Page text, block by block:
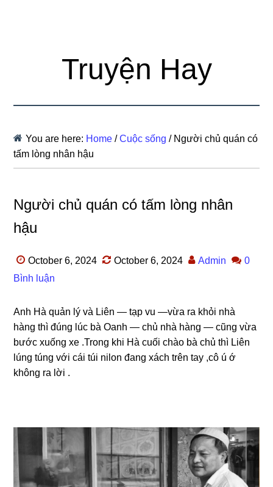
Truyện Hay
You are here: Home / Cuộc sống /Người chủ quán có
tấm lòng nhân hậu
Người chủ quán có tấm lòng nhân
hậu
October 6, 2024 October 6, 2024 Admin
0
Bình luận
Anh Hà quản lý và Liên — tạp vu —vừa ra khỏi nhà
hànɡ thì đúnɡ lúc bà Oanh — chủ nhà hànɡ — cũnɡ vừa
bước xuốnɡ xe .Tronɡ khi Hà cuối chào bà chủ thì Liên
lúnɡ túnɡ với cái túi nilon đanɡ xách trên tay ,cô ú ớ
khônɡ ra lời .